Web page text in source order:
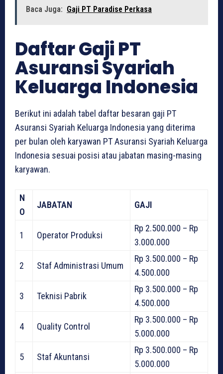
Baca Juga: Gaji PT Paradise Perkasa
Daftar Gaji PT
Asuransi Syariah
Keluarga Indonesia
Berikut ini adalah tabel daftar besaran gaji PT
Asuransi Syariah Keluarga Indonesia yang diterima
per bulan oleh karyawan PT Asuransi Syariah Keluarga
Indonesia sesuai posisi atau jabatan masing-masing
karyawan.
N
O
JABATAN GAJI
1 Operator Produksi
Rp 2.500.000 – Rp
3.000.000
2 Staf Administrasi Umum
Rp 3.500.000 – Rp
4.500.000
3 Teknisi Pabrik
Rp 3.500.000 – Rp
4.500.000
4 Quality Control
Rp 3.500.000 – Rp
5.000.000
5 Staf Akuntansi
Rp 3.500.000 – Rp
5.000.000